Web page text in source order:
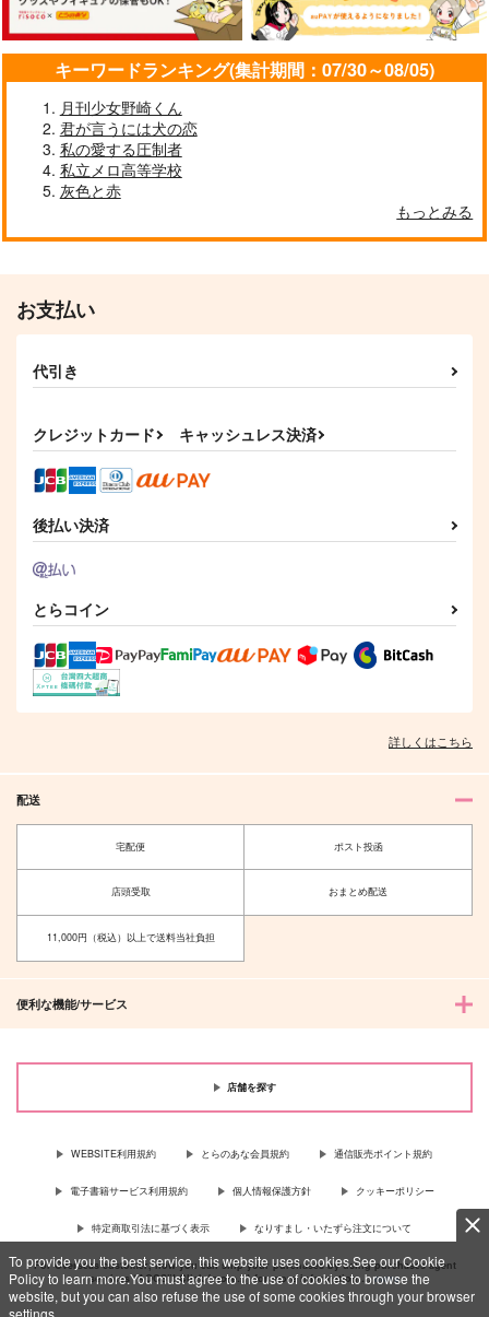
To provide you the best service, this website uses cookies.See our Cookie
Policy to learn more.You must agree to the use of cookies to browse the
website, but you can also refuse the use of some cookies through your browser
settings.
キーワードランキング(集計期間：07/30～08/05)
月刊少女野崎くん
君が言うには犬の恋
私の愛する圧制者
私立メロ高等学校
灰色と赤
もっとみる
お支払い
代引き
クレジットカード キャッシュレス決済
後払い決済
とらコイン
詳しくはこちら
配送
宅配便 ポスト投函
店頭受取 おまとめ配送
11,000円（税込）以上で送料当社負担
便利な機能/サービス
店舗を探す
WEBSITE利用規約 とらのあな会員規約 通信販売ポイント規約
電子書籍サービス利用規約 個人情報保護方針 クッキーポリシー
特定商取引法に基づく表示 なりすまし・いたずら注文について
For Overseas customer, now you can ship your purchases by using purchases agent
services “AOCS”! Click {more…} for more information …more